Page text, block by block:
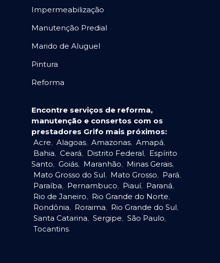
Impermeabilização
Manutenção Predial
Marido de Aluguel
Pintura
Reforma
Encontre serviços de reforma,
manutenção e consertos com os
prestadores Grifo mais próximos:
Acre, Alagoas, Amazonas, Amapá,
Bahia, Ceará, Distrito Federal, Espírito
Santo, Goiás, Maranhão, Minas Gerais,
Mato Grosso do Sul, Mato Grosso, Pará,
Paraíba, Pernambuco, Piauí, Paraná,
Rio de Janeiro, Rio Grande do Norte,
Rondônia, Roraima, Rio Grande do Sul,
Santa Catarina, Sergipe, São Paulo,
Tocantins.